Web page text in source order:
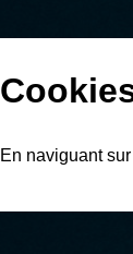
En naviguant